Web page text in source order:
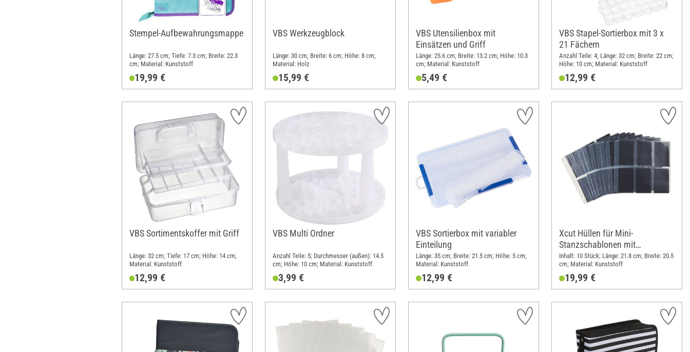
Stempel-Aufbewahrungsmappe
Länge: 27.5 cm; Tiefe: 7.3 cm; Breite: 22.3
cm; Material: Kunststoff
19,99 €
VBS Werkzeugblock
Länge: 30 cm; Breite: 6 cm; Höhe: 8 cm;
Material: Holz
15,99 €
VBS Utensilienbox mit
Einsätzen und Griff
Länge: 25.6 cm; Breite: 13.2 cm; Höhe: 10.3
cm; Material: Kunststoff
5,49 €
VBS Stapel-Sortierbox mit 3 x
21 Fächern
Anzahl Teile: 4; Länge: 32 cm; Breite: 22 cm;
Höhe: 10 cm; Material: Kunststoff
12,99 €
VBS Sortimentskoffer mit Griff
Länge: 32 cm; Tiefe: 17 cm; Höhe: 14 cm;
Material: Kunststoff
12,99 €
VBS Multi Ordner
Anzahl Teile: 5; Durchmesser (außen): 14.5
cm; Höhe: 10 cm; Material: Kunststoff
3,99 €
VBS Sortierbox mit variabler
Einteilung
Länge: 35 cm; Breite: 21.5 cm; Höhe: 5 cm;
Material: Kunststoff
12,99 €
Xcut Hüllen für Mini-
Stanzschablonen mit
magnetischen Einlagen
Inhalt: 10 Stück; Länge: 21.8 cm; Breite: 20.5
cm; Material: Kunststoff
19,99 €